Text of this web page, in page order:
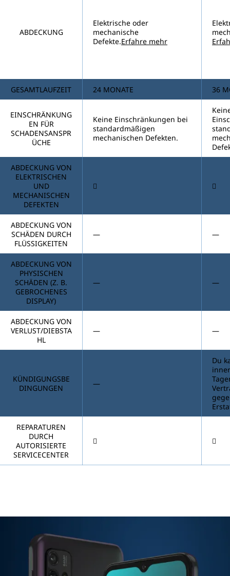
ABDECKUNG
Elektrische oder
mechanische
Defekte.Erfahre mehr
GESAMTLAUFZEIT 24 MONATE 36
EINSCHRÄNKUNG
EN FÜR
SCHADENSANSPR
ÜCHE
Keine Einschränkungen bei
standardmäßigen
mechanischen Defekten.
ABDECKUNG VON
ELEKTRISCHEN
UND
MECHANISCHEN
DEFEKTEN
ABDECKUNG VON
SCHÄDEN DURCH
FLÜSSIGKEITEN
— —
ABDECKUNG VON
PHYSISCHEN
SCHÄDEN (Z. B.
GEBROCHENES
DISPLAY)
— —
ABDECKUNG VON
VERLUST/DIEBSTA
HL
— —
KÜNDIGUNGSBE
DINGUNGEN
—
Du
REPARATUREN
DURCH
AUTORISIERTE
SERVICECENTER